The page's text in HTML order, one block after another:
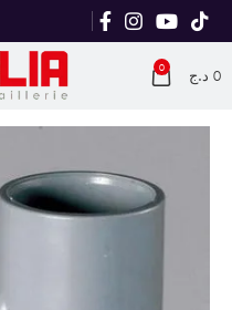
0 0 د.ج